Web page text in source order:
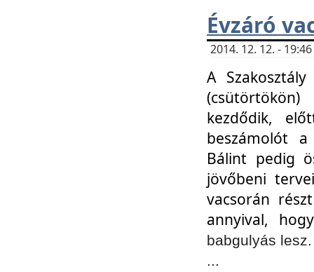
Évzáró
2014. 12. 12. -
A
kezdődik,
beszámolót
Bálint pedig
jövőbeni
vacsorán
annyival,
babgulyás
...